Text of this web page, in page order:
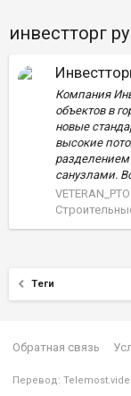
инвестторг
Компания
объектов в
новые
высокие
разделением
санузлами.
VETERAN_PTO
Теги
Обратная связь
Перевод: